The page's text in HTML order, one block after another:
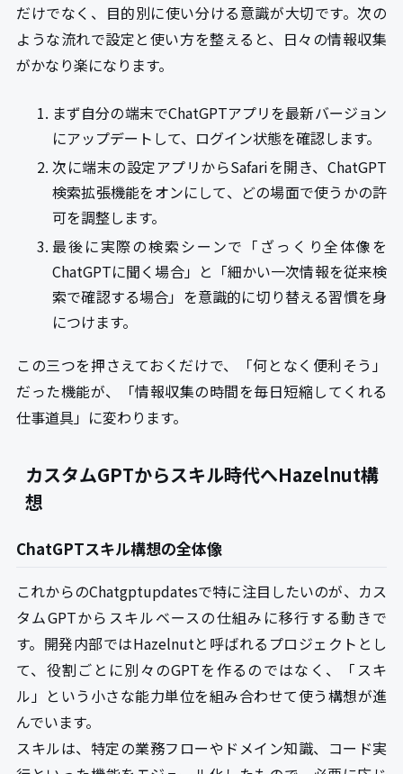
だけでなく、目的別に使い分ける意識が大切です。次の
ような流れで設定と使い方を整えると、日々の情報収集
がかなり楽になります。
まず自分の端末でChatGPTアプリを最新バージョン
にアップデートして、ログイン状態を確認します。
次に端末の設定アプリからSafariを開き、ChatGPT
検索拡張機能をオンにして、どの場面で使うかの許
可を調整します。
最後に実際の検索シーンで「ざっくり全体像を
ChatGPTに聞く場合」と「細かい一次情報を従来検
索で確認する場合」を意識的に切り替える習慣を身
につけます。
この三つを押さえておくだけで、「何となく便利そう」
だった機能が、「情報収集の時間を毎日短縮してくれる
仕事道具」に変わります。
カスタムGPTからスキル時代へHazelnut構
想
ChatGPTスキル構想の全体像
これからのChatgptupdatesで特に注目したいのが、カス
タムGPTからスキルベースの仕組みに移行する動きで
す。開発内部ではHazelnutと呼ばれるプロジェクトとし
て、役割ごとに別々のGPTを作るのではなく、「スキ
ル」という小さな能力単位を組み合わせて使う構想が進
んでいます。
スキルは、特定の業務フローやドメイン知識、コード実